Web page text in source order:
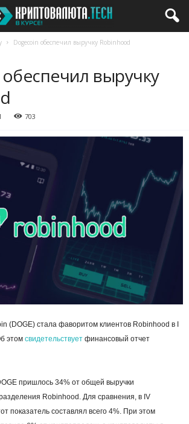
Dogecoin обеспечил выручку Robinhood
выручку
703
(DOGE) стала фаворитом клиентов Robinhood в I
этом свидетельствует финансовый отчет
пришлось 34% от общей выручки
Robinhood. Для сравнения, в IV
показатель составлял всего 4%. При этом